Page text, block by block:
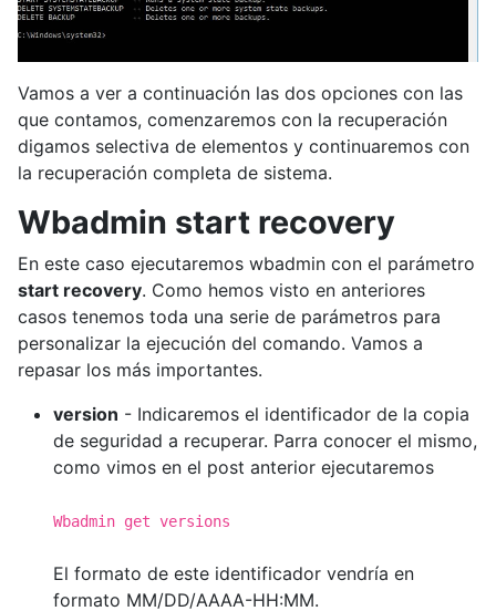
Vamos a ver a continuación las dos opciones con las
que contamos, comenzaremos con la recuperación
digamos selectiva de elementos y continuaremos con
la recuperación completa de sistema.
Wbadmin start recovery
En este caso ejecutaremos wbadmin con el parámetro
start recovery. Como hemos visto en anteriores
casos tenemos toda una serie de parámetros para
personalizar la ejecución del comando. Vamos a
repasar los más importantes.
version - Indicaremos el identificador de la copia
de seguridad a recuperar. Parra conocer el mismo,
como vimos en el post anterior ejecutaremos
Wbadmin get versions
El formato de este identificador vendría en
formato MM/DD/AAAA-HH:MM.